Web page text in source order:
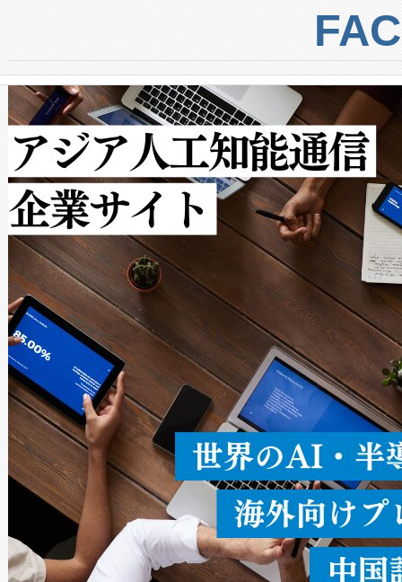
centers. Voltaiqは、ai&のAI
からシステム統合、試運転、
クルの各段階のデータを監視
[…]
トに対して約600メートルに
では、反射率10％のターゲッ
で向上し、最大検知距離は
ットだけで最大1キロメート
ルの変電所周囲を監視でき、
作業と点群処理を簡素化でき
Avia 2は、2種類のFOVオプシ
× 80°のノーマルモード、長
ードを切り替えて使用するこ
ることなく、単一のデバイス
うにします。遠距離まで届く
密度なスキャ […]